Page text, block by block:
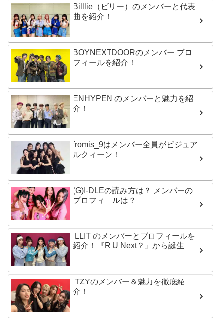
Billlie（ビリー）のメンバーと代表
曲を紹介！
BOYNEXTDOORのメンバー プロ
フィールを紹介！
ENHYPEN のメンバーと魅力を紹
介！
fromis_9はメンバー全員がビジュア
ルクィーン！
(G)I-DLEの読み方は？ メンバーの
プロフィールは？
ILLIT のメンバーとプロフィールを
紹介！『R U Next？』から誕生
ITZYのメンバー＆魅力を徹底紹
介！